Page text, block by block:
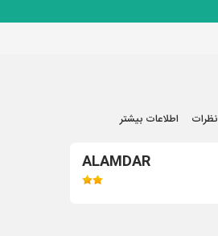
نظرات اطلاعات بیشتر
ALAMDAR